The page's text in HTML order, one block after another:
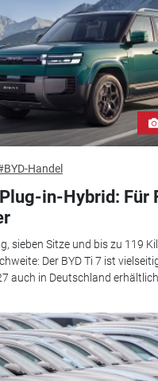
Handel
in-Hybrid: Für
sieben Sitze und bis zu 119
Der BYD Ti 7 ist
auch in Deutschland